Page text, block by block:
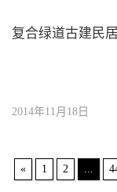
复合绿道古建民
2014年11月18日
« 1 2 ...